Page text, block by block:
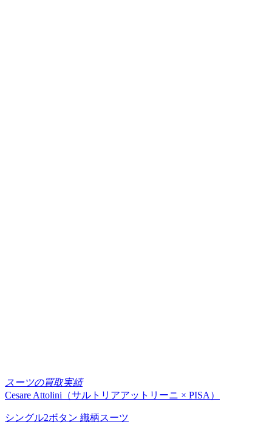
スーツの買取実績
Cesare Attolini（サルトリアアットリーニ × PISA）
シングル2ボタン 織柄スーツ